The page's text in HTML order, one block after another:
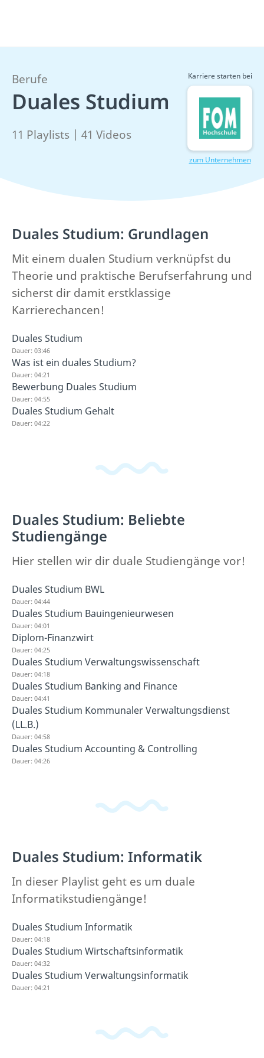
Berufe
Duales Studium
11 Playlists | 41 Videos
Karriere starten bei
zum Unternehmen
Duales Studium: Grundlagen
Mit einem dualen Studium verknüpfst du
Theorie und praktische Berufserfahrung und
sicherst dir damit erstklassige
Karrierechancen!
Duales Studium
Dauer: 03:46
Was ist ein duales Studium?
Dauer: 04:21
Bewerbung Duales Studium
Dauer: 04:55
Duales Studium Gehalt
Dauer: 04:22
Duales Studium: Beliebte
Studiengänge
Hier stellen wir dir duale Studiengänge vor!
Duales Studium BWL
Dauer: 04:44
Duales Studium Bauingenieurwesen
Dauer: 04:01
Diplom-Finanzwirt
Dauer: 04:25
Duales Studium Verwaltungswissenschaft
Dauer: 04:18
Duales Studium Banking and Finance
Dauer: 04:41
Duales Studium Kommunaler Verwaltungsdienst
(LL.B.)
Dauer: 04:58
Duales Studium Accounting & Controlling
Dauer: 04:26
Duales Studium: Informatik
In dieser Playlist geht es um duale
Informatikstudiengänge!
Duales Studium Informatik
Dauer: 04:18
Duales Studium Wirtschaftsinformatik
Dauer: 04:32
Duales Studium Verwaltungsinformatik
Dauer: 04:21